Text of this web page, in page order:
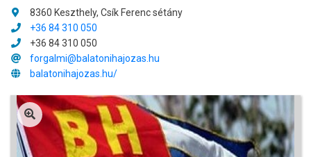
8360 Keszthely, Csík Ferenc sétány
+36 84 310 050
+36 84 310 050
forgalmi@balatonihajozas.hu
balatonihajozas.hu/